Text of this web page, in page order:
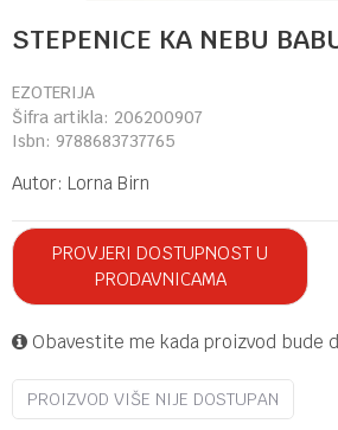
STEPENICE KA NEBU
EZOTERIJA
Šifra artikla: 206200907
Isbn: 9788683737765
Autor: Lorna Birn
PROVJERI DOSTUPNOST U
PRODAVNICAMA
Obavestite me kada proizvod bude
PROIZVOD VIŠE NIJE DOSTUPAN